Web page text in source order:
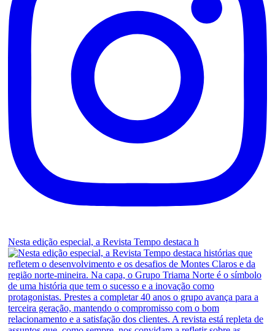
Nesta edição especial, a Revista Tempo destaca h